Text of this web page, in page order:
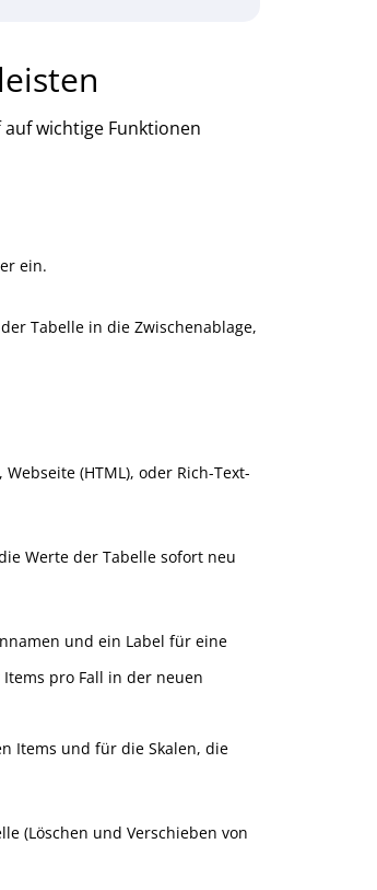
wichtige Funktionen
ein.
Tabelle in die Zwischenablage,
(HTML), oder Rich-Text-
Werte der Tabelle sofort neu
und ein Label für eine
pro Fall in der neuen
Items und für die Skalen, die
(Löschen und Verschieben von